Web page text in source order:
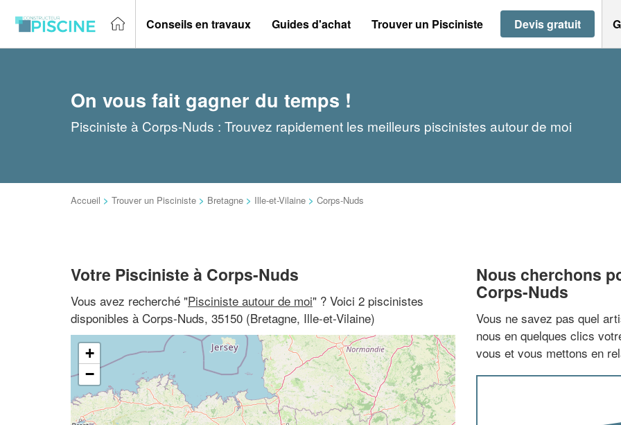
Conseils en travaux Guides d'achat Trouver un Pisciniste Devis gratuit
On vous fait gagner du temps !
Pisciniste à Corps-Nuds : Trouvez rapidement les meilleurs piscinistes autour de moi
Accueil > Trouver un Pisciniste > Bretagne > Ille-et-Vilaine > Corps-Nuds
Votre Pisciniste à Corps-Nuds
Vous avez recherché "Pisciniste autour de moi" ? Voici 2 piscinistes
disponibles à Corps-Nuds, 35150 (Bretagne, Ille-et-Vilaine)
+
−
Nous cherchons
Corps-Nuds
Vous ne savez pas quel
nous en quelques clics
vous et vous mettons en